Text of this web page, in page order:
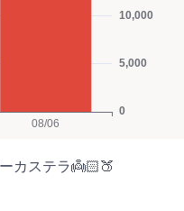
カステラ👼🏻🍑